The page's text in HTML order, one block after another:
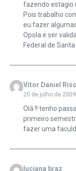
fazendo estagio
Pois trabalho
eu fazer
Opola e ser
Federal de
Vitor Daniel Riso
20 de julho de
Olá !! tenho
primeiro
fazer uma
luciana braz